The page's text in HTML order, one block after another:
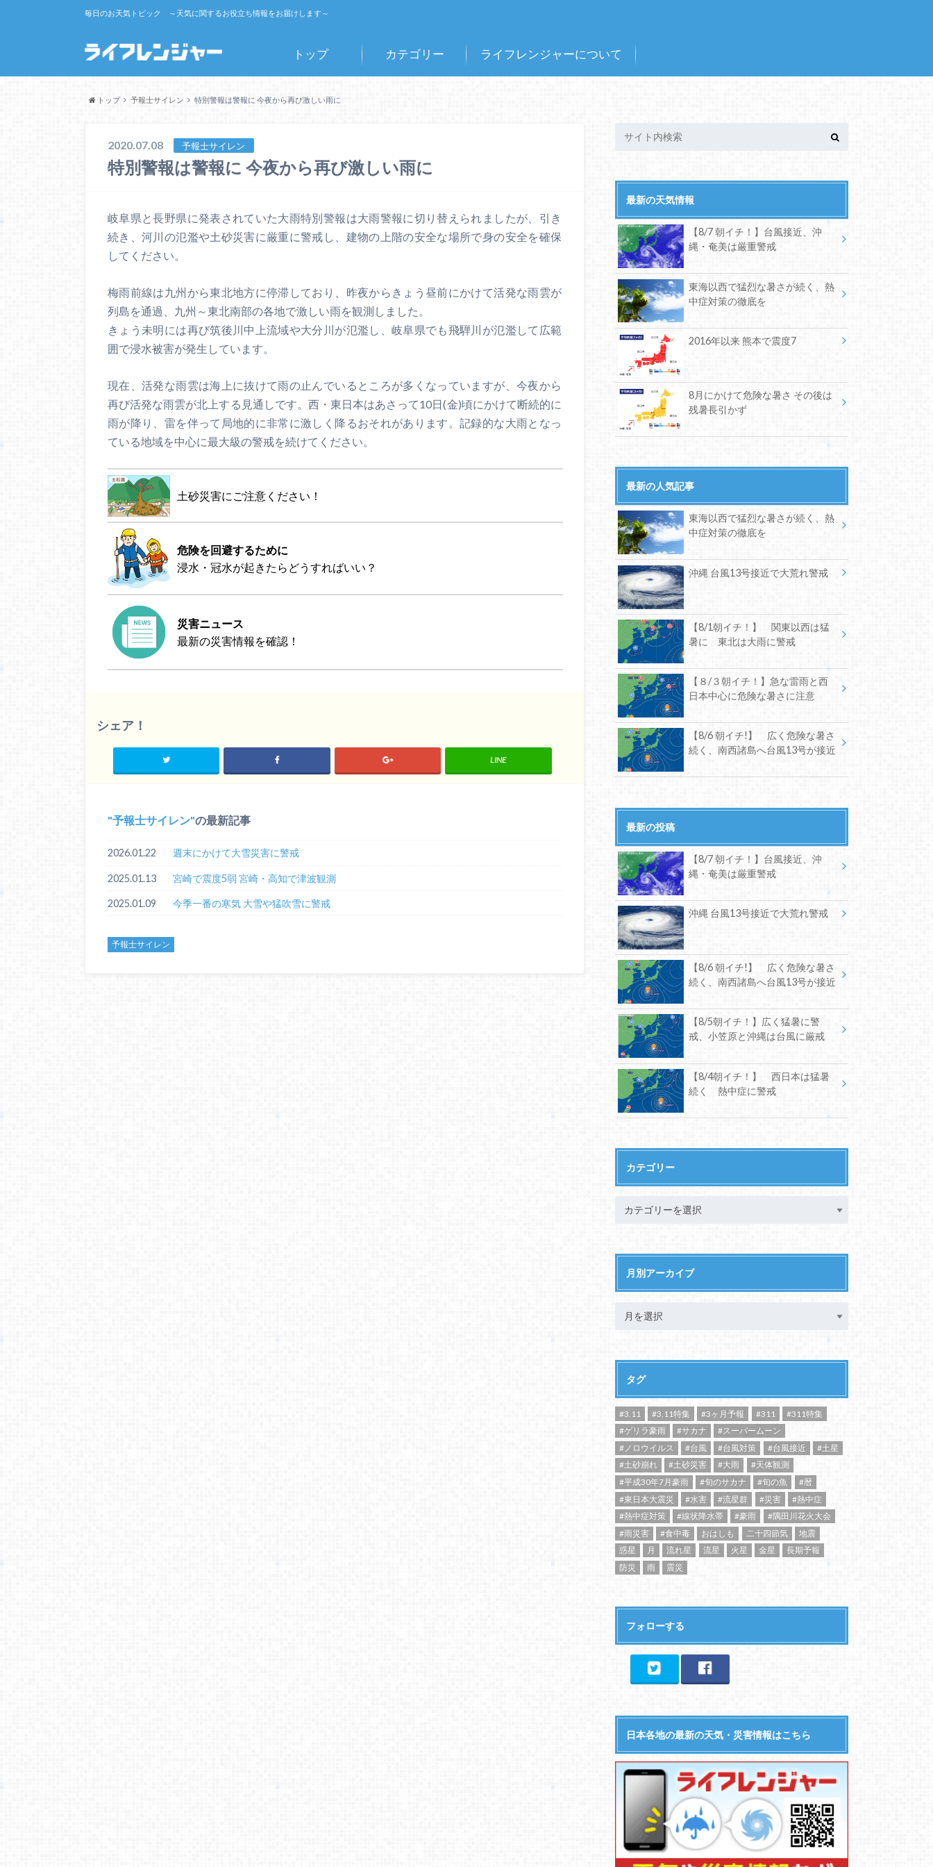
毎日のお天気トピック ～天気に関するお役立ち情報をお届けします～
トップ カテゴリー ライフレンジャーについて
トップ 予報士サイレン 特別警報は警報に 今夜から再び激しい雨に
2020.07.08 予報士サイレン
特別警報は警報に 今夜から再び激しい雨に
岐阜県と長野県に発表されていた大雨特別警報は大雨警報に切り替えられましたが、引き
続き、河川の氾濫や土砂災害に厳重に警戒し、建物の上階の安全な場所で身の安全を確保
してください。
梅雨前線は九州から東北地方に停滞しており、昨夜からきょう昼前にかけて活発な雨雲が
列島を通過、九州～東北南部の各地で激しい雨を観測しました。
きょう未明には再び筑後川中上流域や大分川が氾濫し、岐阜県でも飛騨川が氾濫して広範
囲で浸水被害が発生しています。
現在、活発な雨雲は海上に抜けて雨の止んでいるところが多くなっていますが、今夜から
再び活発な雨雲が北上する見通しです。西・東日本はあさって10日(金)頃にかけて断続的に
雨が降り、雷を伴って局地的に非常に激しく降るおそれがあります。記録的な大雨となっ
ている地域を中心に最大級の警戒を続けてください。
土砂災害にご注意ください！
危険を回避するために
浸水・冠水が起きたらどうすればいい？
災害ニュース
最新の災害情報を確認！
シェア！
LINE
予報士サイレン の最新記事
2026.01.22 週末にかけて大雪災害に警戒
2025.01.13 宮崎で震度5弱 宮崎・高知で津波観測
2025.01.09 今季一番の寒気 大雪や猛吹雪に警戒
予報士サイレン
最新の天気情報
【8/7 朝イチ！】台風接近、沖
縄・奄美は厳重警戒
東海以西で猛烈な暑さが続く、熱
中症対策の徹底を
2016年以来 熊本で震度7
8月にかけて危険な暑さ その後は
残暑長引かず
最新の人気記事
東海以西で猛烈な暑さが続く、熱
中症対策の徹底を
沖縄 台風13号接近で大荒れ警戒
【8/1朝イチ！】 関東以西は猛
暑に 東北は大雨に警戒
【８/３朝イチ！】急な雷雨と西
日本中心に危険な暑さに注意
【8/6 朝イチ!】 広く危険な暑さ
続く、南西諸島へ台風13号が接近
最新の投稿
【8/7 朝イチ！】台風接近、沖
縄・奄美は厳重警戒
沖縄 台風13号接近で大荒れ警戒
【8/6 朝イチ!】 広く危険な暑さ
続く、南西諸島へ台風13号が接近
【8/5朝イチ！】広く猛暑に警
戒、小笠原と沖縄は台風に厳戒
【8/4朝イチ！】 西日本は猛暑
続く 熱中症に警戒
カテゴリー
月別アーカイブ
タグ
#3.11 #3.11特集 #3ヶ月予報 #311
#311特集
#ゲリラ豪雨
#サカナ
#スーパームーン
#ノロウイルス
#台風 #台風対策 #台風接近
#土星
#土砂崩れ
#土砂災害 #大雨
#天体観測
#平成30年7月豪雨
#旬のサカナ #旬の魚
#暦
#東日本大震災
#水害 #流星群 #災害
#熱中症
#熱中症対策
#線状降水帯 #豪雨
#隅田川花火大会
#雨災害
#食中毒 おはしも 二十四節気
地震
惑星
月 流れ星 流星 火星 金星
長期予報
防災
雨 震災
フォローする
日本各地の最新の天気・災害情報はこちら